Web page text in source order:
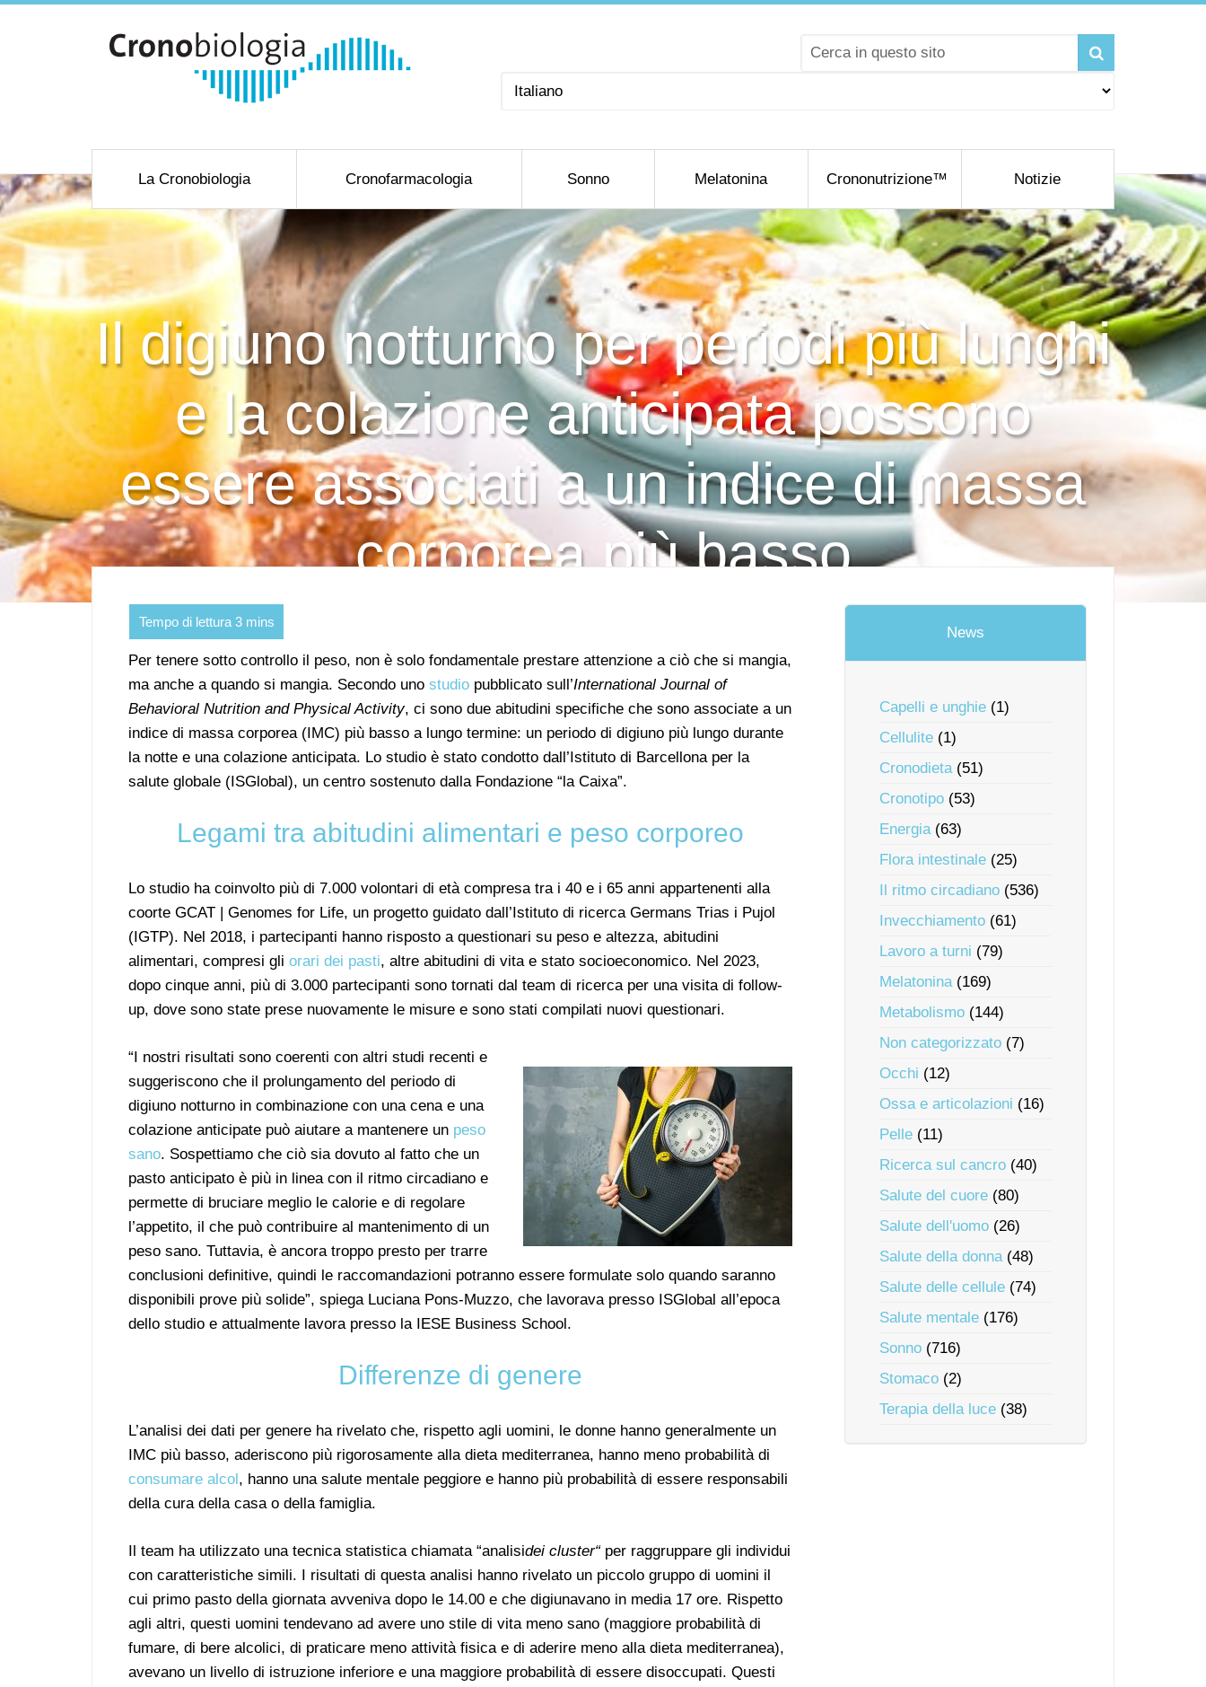
Scegli
La Cronobiologia Cronofarmacologia Sonno Melatonina Crononutrizione™ Notizie
Il digiuno notturno per periodi più lunghi
e la colazione anticipata possono
essere associati a un indice di massa
corporea più basso
Per tenere sotto controllo il peso, non è solo fondamentale prestare attenzione a ciò che si mangia,
ma anche a quando si mangia. Secondo uno studio pubblicato sull’International Journal of
Behavioral Nutrition and Physical Activity, ci sono due abitudini specifiche che sono associate a un
indice di massa corporea (IMC) più basso a lungo termine: un periodo di digiuno più lungo durante
la notte e una colazione anticipata. Lo studio è stato condotto dall’Istituto di Barcellona per la
salute globale (ISGlobal), un centro sostenuto dalla Fondazione “la Caixa”.
Legami tra abitudini alimentari e peso corporeo
Lo studio ha coinvolto più di 7.000 volontari di età compresa tra i 40 e i 65 anni appartenenti alla
coorte GCAT | Genomes for Life, un progetto guidato dall’Istituto di ricerca Germans Trias i Pujol
(IGTP). Nel 2018, i partecipanti hanno risposto a questionari su peso e altezza, abitudini
alimentari, compresi gli orari dei pasti, altre abitudini di vita e stato socioeconomico. Nel 2023,
dopo cinque anni, più di 3.000 partecipanti sono tornati dal team di ricerca per una visita di follow-
up, dove sono state prese nuovamente le misure e sono stati compilati nuovi questionari.
“I nostri risultati sono coerenti con altri studi recenti e
suggeriscono che il prolungamento del periodo di
digiuno notturno in combinazione con una cena e una
colazione anticipate può aiutare a mantenere un peso
sano. Sospettiamo che ciò sia dovuto al fatto che un
pasto anticipato è più in linea con il ritmo circadiano e
permette di bruciare meglio le calorie e di regolare
l’appetito, il che può contribuire al mantenimento di un
peso sano. Tuttavia, è ancora troppo presto per trarre
conclusioni definitive, quindi le raccomandazioni potranno essere formulate solo quando saranno
disponibili prove più solide”, spiega Luciana Pons-Muzzo, che lavorava presso ISGlobal all’epoca
dello studio e attualmente lavora presso la IESE Business School.
Differenze di genere
L’analisi dei dati per genere ha rivelato che, rispetto agli uomini, le donne hanno generalmente un
IMC più basso, aderiscono più rigorosamente alla dieta mediterranea, hanno meno probabilità di
consumare alcol, hanno una salute mentale peggiore e hanno più probabilità di essere responsabili
della cura della casa o della famiglia.
Il team ha utilizzato una tecnica statistica chiamata “analisidei cluster“per raggruppare gli individui
con caratteristiche simili. I risultati di questa analisi hanno rivelato un piccolo gruppo di uomini il
cui primo pasto della giornata avveniva dopo le 14.00 e che digiunavano in media 17 ore. Rispetto
agli altri, questi uomini tendevano ad avere uno stile di vita meno sano (maggiore probabilità di
fumare, di bere alcolici, di praticare meno attività fisica e di aderire meno alla dieta mediterranea),
avevano un livello di istruzione inferiore e una maggiore probabilità di essere disoccupati. Questi
News
Capelli e unghie (1)
Cellulite (1)
Cronodieta(51)
Cronotipo (53)
Energia(63)
Flora intestinale (25)
Il ritmo circadiano (536)
Invecchiamento (61)
Lavoro a turni (79)
Melatonina(169)
Metabolismo (144)
Non categorizzato (7)
Occhi (12)
Ossa e articolazioni (16)
Pelle (11)
Ricerca sul cancro (40)
Salute del cuore (80)
Salute dell'uomo (26)
Salute della donna(48)
Salute delle cellule (74)
Salute mentale (176)
Sonno (716)
Stomaco (2)
Terapia della luce (38)